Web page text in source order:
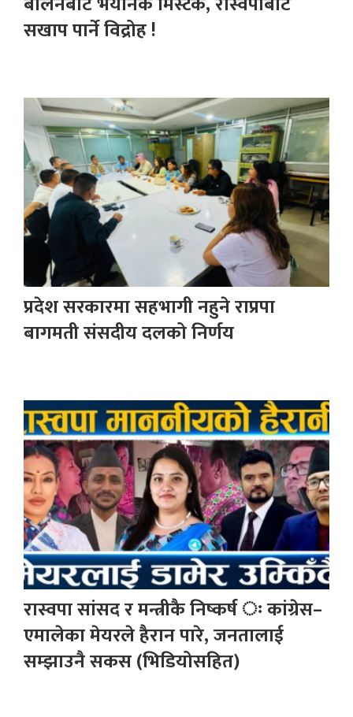
सखाप पार्ने विद्रोह !
प्रदेश सरकारमा सहभागी नहुने राप्रपा
बागमती संसदीय दलको निर्णय
रास्वपा सांसद र मन्त्रीकै निष्कर्ष ः कांग्रेस–
एमालेका मेयरले हैरान पारे, जनतालाई
सम्झाउनै सकस (भिडियोसहित)